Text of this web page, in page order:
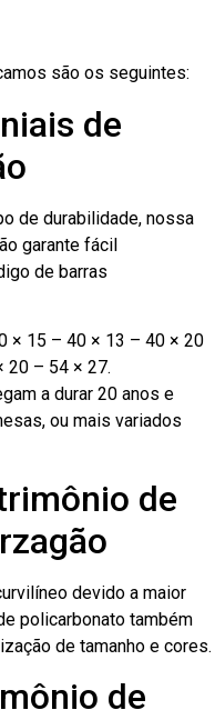
são os seguintes:
de
de durabilidade, nossa
garante fácil
de barras
× 15 – 40 × 13 – 40 × 20
20 – 54 × 27.
a durar 20 anos e
ou mais variados
de
devido a maior
policarbonato também
de tamanho e cores.
de